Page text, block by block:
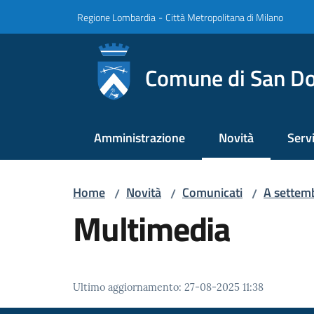
Regione Lombardia -Città Metropolitana di Milano
Comune di San
Amministrazione Novità
Menu selezionato
Home / Novità / Comunicati / A
Multimedia
Ultimo aggiornamento: 27-08-2025 11:38